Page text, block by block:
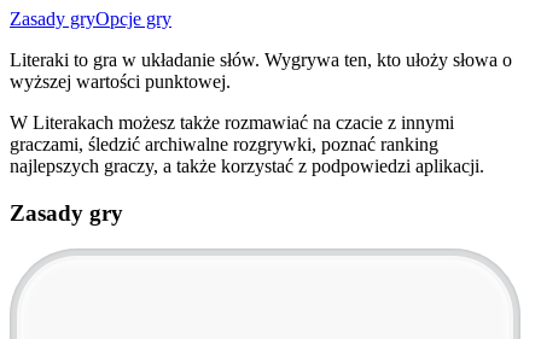
Zasady gryOpcje gry
Literaki to gra w układanie słów. Wygrywa ten, kto ułoży słowa o
wyższej wartości punktowej.
W Literakach możesz także rozmawiać na czacie z innymi
graczami, śledzić archiwalne rozgrywki, poznać ranking
najlepszych graczy, a także korzystać z podpowiedzi aplikacji.
Zasady gry